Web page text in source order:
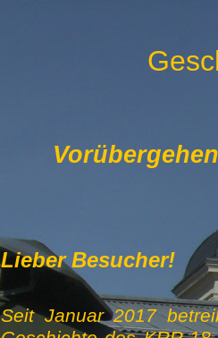
Lieber Besucher!
Seit Januar 2017